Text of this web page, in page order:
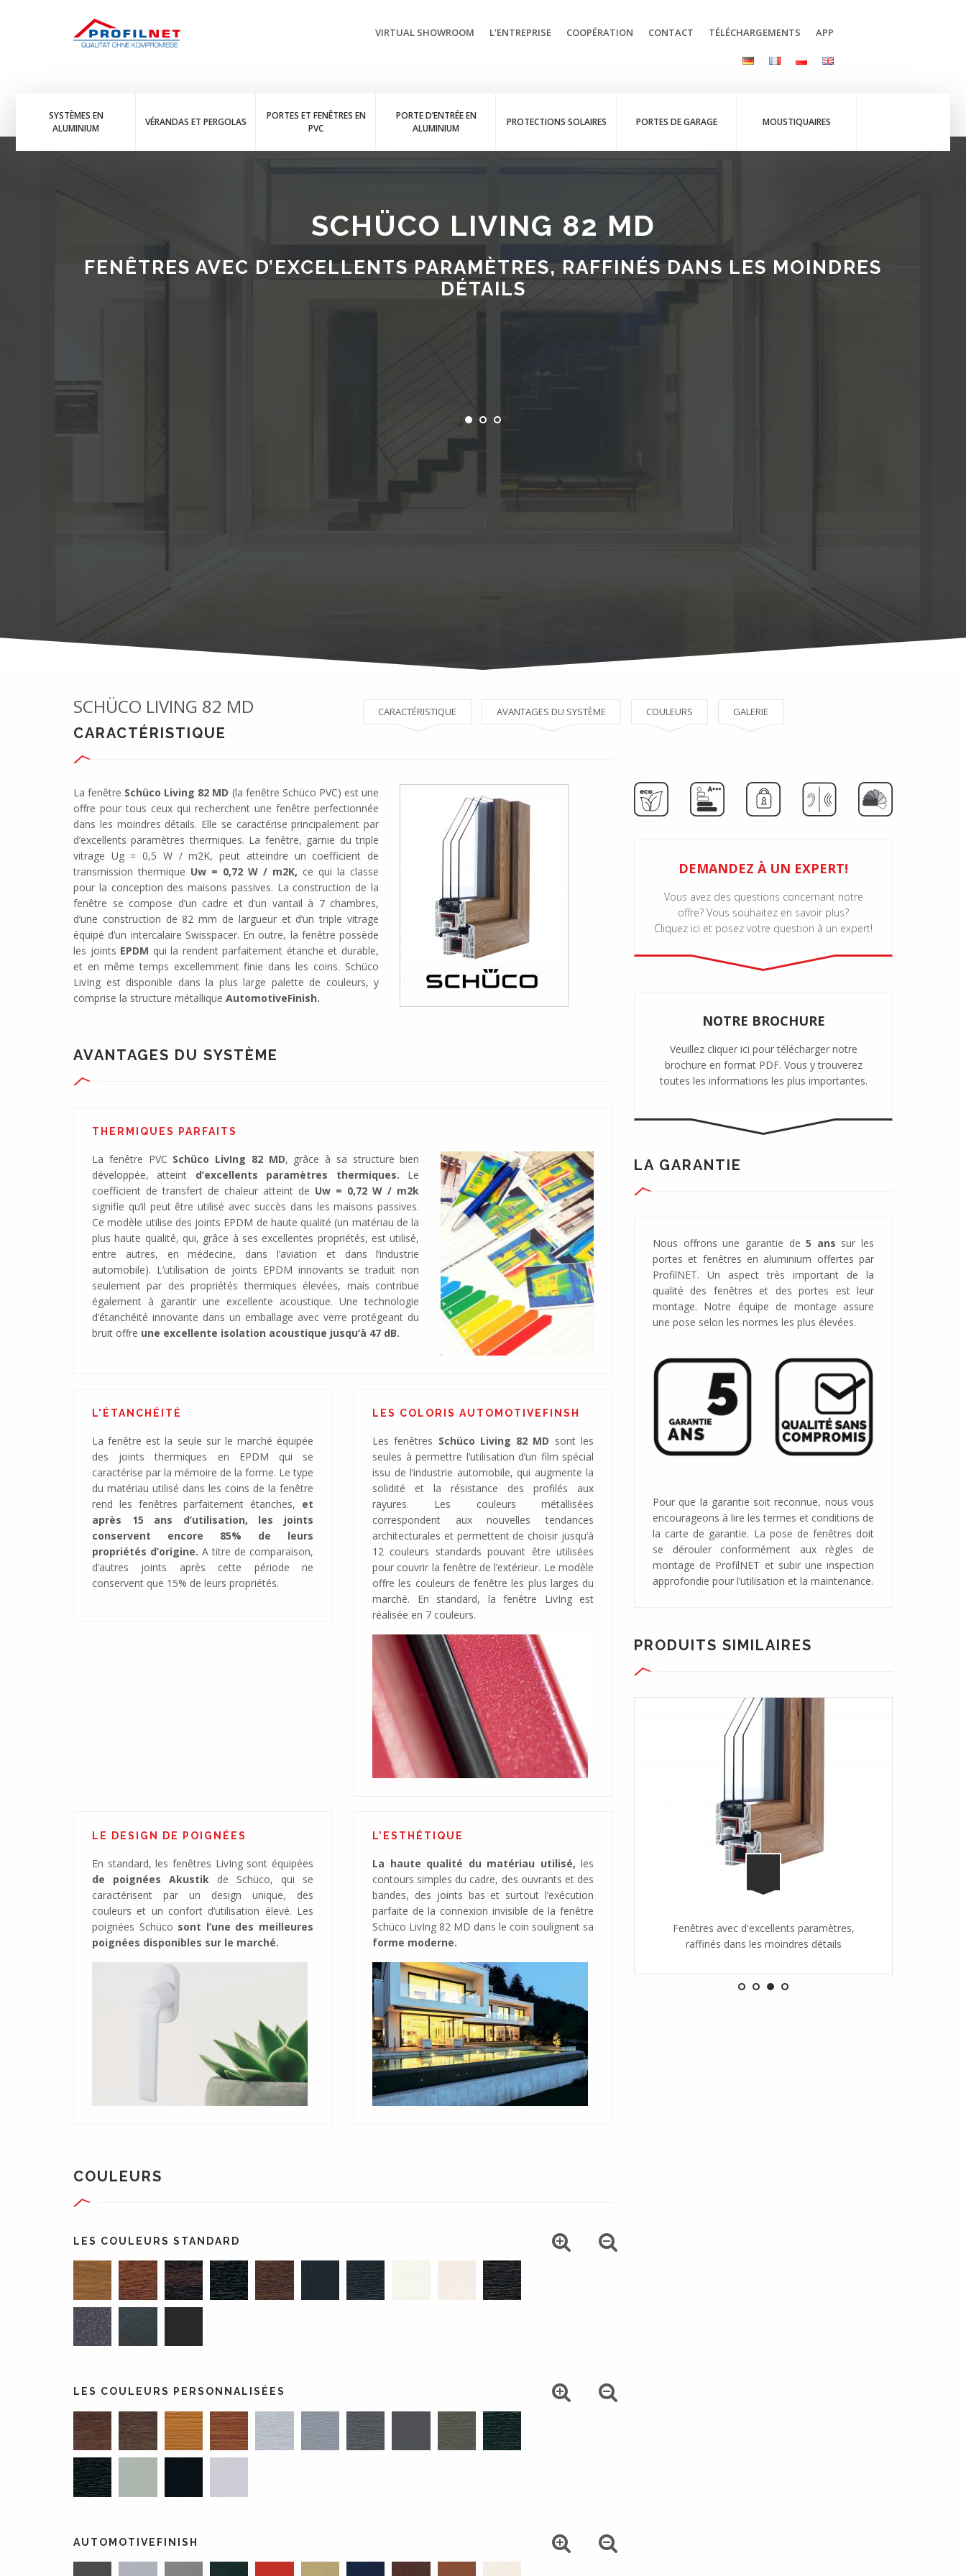
VIRTUAL SHOWROOM L’ENTREPRISE COOPÉRATION CONTACT TÉLÉCHARGEMENTS APP
SYSTÈMES EN
ALUMINIUM
VÉRANDAS ET PERGOLAS
PORTES ET FENÊTRES EN
PVC
PORTE D’ENTRÉE EN
ALUMINIUM
PROTECTIONS SOLAIRES PORTES DE GARAGE MOUSTIQUAIRES
SCHÜCO LIVING 82 MD
FENÊTRES AVEC D’EXCELLENTS PARAMÈTRES, RAFFINÉS DANS LES MOINDRES
DÉTAILS
SCHÜCO LIVING 82 MD CARACTÉRISTIQUE AVANTAGES DU SYSTÈME COULEURS GALERIE
CARACTÉRISTIQUE
La fenêtre Schüco Living 82 MD (la fenêtre Schüco PVC) est une
offre pour tous ceux qui recherchent une fenêtre perfectionnée
dans les moindres détails. Elle se caractérise principalement par
d’excellents paramètres thermiques. La fenêtre, garnie du triple
vitrage Ug = 0,5 W / m2K, peut atteindre un coefficient de
transmission thermique Uw = 0,72 W / m2K, ce qui la classe
pour la conception des maisons passives. La construction de la
fenêtre se compose d’un cadre et d’un vantail à 7 chambres,
d’une construction de 82 mm de largueur et d’un triple vitrage
équipé d’un intercalaire Swisspacer. En outre, la fenêtre possède
les joints EPDM qui la rendent parfaitement étanche et durable,
et en même temps excellemment finie dans les coins. Schüco
LivIng est disponible dans la plus large palette de couleurs, y
comprise la structure métallique AutomotiveFinish.
AVANTAGES DU SYSTÈME
THERMIQUES PARFAITS
La fenêtre PVC Schüco LivIng 82 MD, grâce à sa structure bien
développée, atteint d’excellents paramètres thermiques. Le
coefficient de transfert de chaleur atteint de Uw = 0,72 W / m2k
signifie qu’il peut être utilisé avec succès dans les maisons passives.
Ce modèle utilise des joints EPDM de haute qualité (un matériau de la
plus haute qualité, qui, grâce à ses excellentes propriétés, est utilisé,
entre autres, en médecine, dans l’aviation et dans l’industrie
automobile). L’utilisation de joints EPDM innovants se traduit non
seulement par des propriétés thermiques élevées, mais contribue
également à garantir une excellente acoustique. Une technologie
d’étanchéité innovante dans un emballage avec verre protégeant du
bruit offre une excellente isolation acoustique jusqu’à 47 dB.
L'ÉTANCHÉITÉ
La fenêtre est la seule sur le marché équipée
des joints thermiques en EPDM qui se
caractérise par la mémoire de la forme. Le type
du matériau utilisé dans les coins de la fenêtre
rend les fenêtres parfaitement étanches, et
après 15 ans d’utilisation, les joints
conservent encore 85% de leurs
propriétés d’origine. A titre de comparaison,
d’autres joints après cette période ne
conservent que 15% de leurs propriétés.
LES COLORIS AUTOMOTIVEFINSH
Les fenêtres Schüco Living 82 MD sont les
seules à permettre l’utilisation d’un film spécial
issu de l’industrie automobile, qui augmente la
solidité et la résistance des profilés aux
rayures. Les couleurs métallisées
correspondent aux nouvelles tendances
architecturales et permettent de choisir jusqu’à
12 couleurs standards pouvant être utilisées
pour couvrir la fenêtre de l’extérieur. Le modèle
offre les couleurs de fenêtre les plus larges du
marché. En standard, la fenêtre LivIng est
réalisée en 7 couleurs.
LE DESIGN DE POIGNÉES
En standard, les fenêtres LivIng sont équipées
de poignées Akustik de Schüco, qui se
caractérisent par un design unique, des
couleurs et un confort d’utilisation élevé. Les
poignées Schüco sont l’une des meilleures
poignées disponibles sur le marché.
L'ESTHÉTIQUE
La haute qualité du matériau utilisé, les
contours simples du cadre, des ouvrants et des
bandes, des joints bas et surtout l’exécution
parfaite de la connexion invisible de la fenêtre
Schüco LivIng 82 MD dans le coin soulignent sa
forme moderne.
COULEURS
LES COULEURS STANDARD
LES COULEURS PERSONNALISÉES
AUTOMOTIVEFINISH
DEMANDEZ À UN EXPERT!
Vous avez des questions concernant notre
offre? Vous souhaitez en savoir plus?
Cliquez ici et posez votre question à un expert!
NOTRE BROCHURE
Veuillez cliquer ici pour télécharger notre
brochure en format PDF. Vous y trouverez
toutes les informations les plus importantes.
LA GARANTIE
Nous offrons une garantie de 5 ans sur les
portes et fenêtres en aluminium offertes par
ProfilNET. Un aspect très important de la
qualité des fenêtres et des portes est leur
montage. Notre équipe de montage assure
une pose selon les normes les plus élevées.
Pour que la garantie soit reconnue, nous vous
encourageons à lire les termes et conditions de
la carte de garantie. La pose de fenêtres doit
se dérouler conformément aux règles de
montage de ProfilNET et subir une inspection
approfondie pour l’utilisation et la maintenance.
PRODUITS SIMILAIRES
Fenêtres avec d'excellents paramètres,
raffinés dans les moindres détails
Fenêtres avec d'excellents paramètres,
raffinés dans les moindres détails
Fenêtres avec d'excellents paramètres,
raffinés dans les moindres détails